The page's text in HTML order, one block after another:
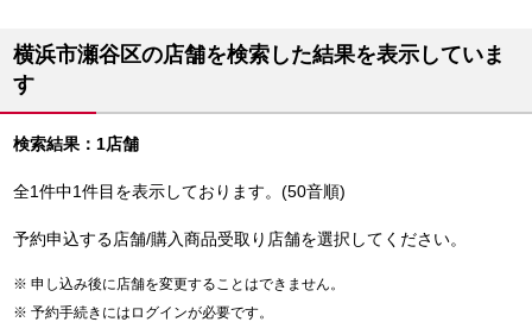
横浜市瀬谷区の店舗を検索した結果を表示していま
す
検索結果：1店舗
全1件中1件目を表示しております。(50音順)
予約申込する店舗/購入商品受取り店舗を選択してください。
申し込み後に店舗を変更することはできません。
予約手続きにはログインが必要です。